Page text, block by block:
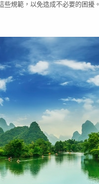
規範，以免造成不必要的困擾。